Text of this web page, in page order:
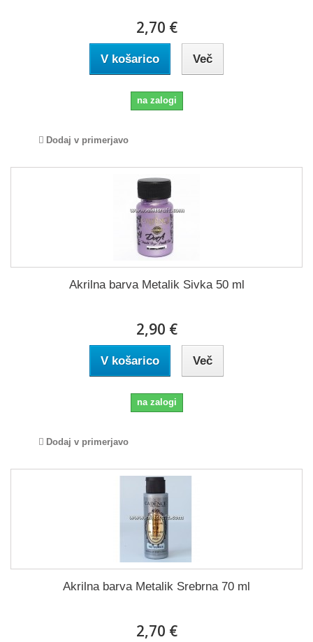
2,70 €
V košarico Več
na zalogi
Dodaj v primerjavo
Akrilna barva Metalik Sivka 50 ml
2,90 €
V košarico Več
na zalogi
Dodaj v primerjavo
Akrilna barva Metalik Srebrna 70 ml
2,70 €